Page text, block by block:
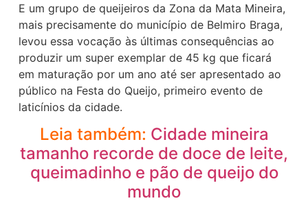
E um grupo de queijeiros da Zona da Mata Mineira,
mais precisamente do município de Belmiro Braga,
levou essa vocação às últimas consequências ao
produzir um super exemplar de 45 kg que ficará
em maturação por um ano até ser apresentado ao
público na Festa do Queijo, primeiro evento de
laticínios da cidade.
Leia também: Cidade mineira
tamanho recorde de doce de leite,
queimadinho e pão de queijo do
mundo